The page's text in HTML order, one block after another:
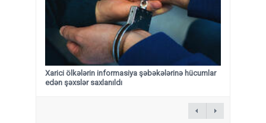
Xarici ölkələrin informasiya şəbəkələrinə hücumlar
edən şəxslər saxlanıldı